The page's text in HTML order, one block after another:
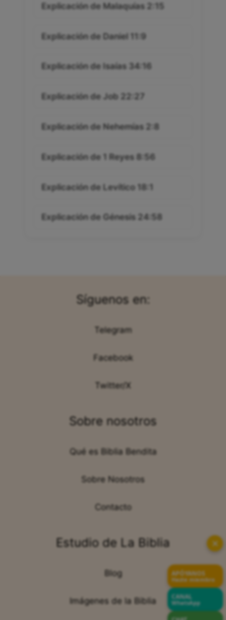
Explicación de Malaquías 2:15
Explicación de Daniel 11:9
Explicación de Isaías 34:16
Explicación de Job 22:27
Explicación de Nehemías 2:8
Explicación de 1 Reyes 8:56
Explicación de Levítico 18:1
Explicación de Génesis 24:58
Síguenos en:
Telegram
Facebook
Twitter/X
Sobre nosotros
Qué es Biblia Bendita
Sobre Nosotros
Contacto
Estudio de La Biblia
Blog
Imágenes de la Biblia
✕
APÓYANOS
Hazte miembro
CANAL
WhatsApp